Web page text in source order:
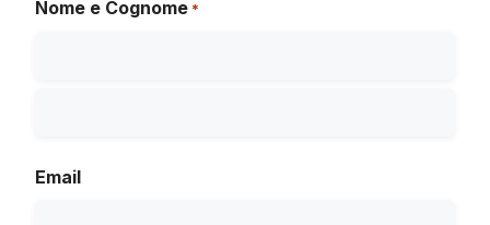
Nome e Cognome *
Email